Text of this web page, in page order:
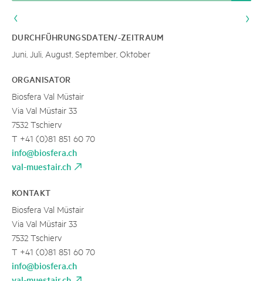
DURCHFÜHRUNGSDATEN/-ZEITRAUM
Juni, Juli, August, September, Oktober
ORGANISATOR
Biosfera Val Müstair
Via Val Müstair 33
7532 Tschierv
T +41 (0)81 851 60 70
info@biosfera.ch
val-muestair.ch
KONTAKT
Biosfera Val Müstair
Via Val Müstair 33
7532 Tschierv
T +41 (0)81 851 60 70
info@biosfera.ch